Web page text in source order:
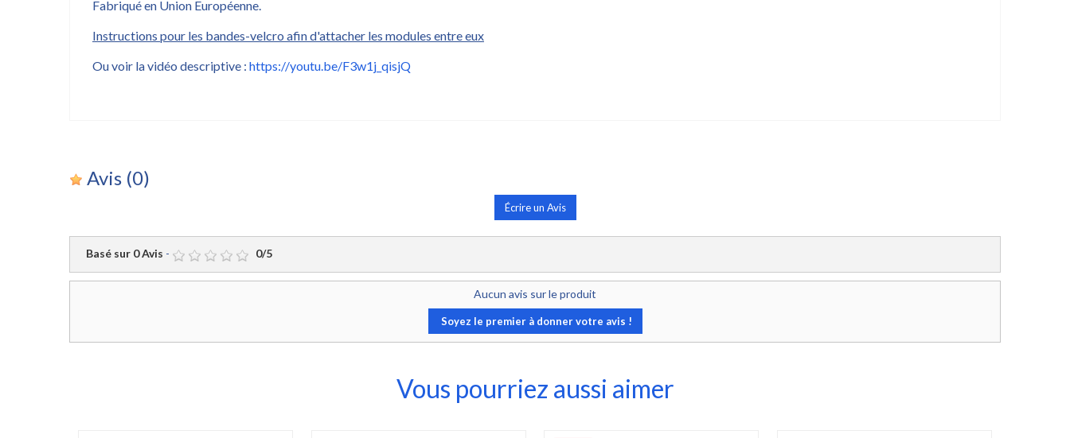
Fabriqué en Union Européenne.
Instructions pour les bandes-velcro afin d'attacher les modules entre eux
Ou voir la vidéo descriptive : https://youtu.be/F3w1j_qisjQ
Avis (0)
Écrire un Avis
Basé sur 0Avis - 0/5
Aucun avis sur le produit
Soyez le premier à donner votre avis !
Vous pourriez aussi aimer